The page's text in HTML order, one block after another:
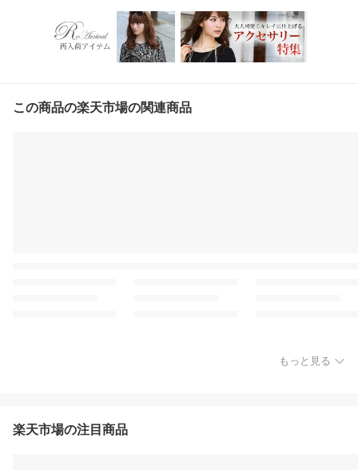
この商品の楽天市場の関連商品
もっと見る
楽天市場の注目商品